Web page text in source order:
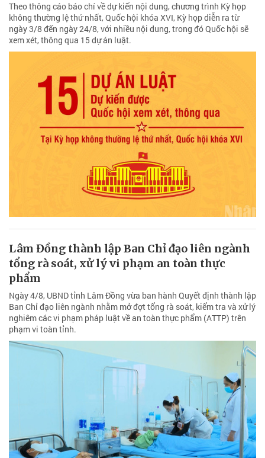
Theo thông cáo báo chí về dự kiến nội dung, chương trình Kỳ họp
không thường lệ thứ nhất, Quốc hội khóa XVI, Kỳ họp diễn ra từ
ngày 3/8 đến ngày 24/8, với nhiều nội dung, trong đó Quốc hội sẽ
xem xét, thông qua 15 dự án luật.
Lâm Đồng thành lập Ban Chỉ đạo liên ngành
tổng rà soát, xử lý vi phạm an toàn thực
phẩm
Ngày 4/8, UBND tỉnh Lâm Đồng vừa ban hành Quyết định thành lập
Ban Chỉ đạo liên ngành nhằm mở đợt tổng rà soát, kiểm tra và xử lý
nghiêm các vi phạm pháp luật về an toàn thực phẩm (ATTP) trên
phạm vi toàn tỉnh.